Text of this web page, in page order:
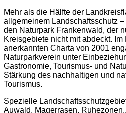
Mehr als die Hälfte der
allgemeinem Landschaftsschutz
den Naturpark Frankenwald, der
Kreisgebiete nicht mit abdeckt.
anerkannten Charta von 2001
Naturparkverein unter
Gastronomie, Tourismus- und
Stärkung des nachhaltigen und
Tourismus.
Spezielle
Auwald, Magerrasen,